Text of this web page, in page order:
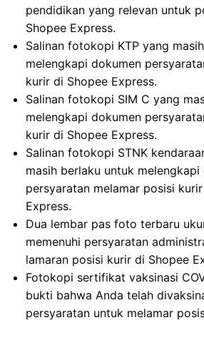
pendidikan yang relevan untuk
Shopee Express.
Salinan fotokopi KTP yang
melengkapi dokumen
kurir di Shopee Express.
Salinan fotokopi SIM C yang
melengkapi dokumen
kurir di Shopee Express.
Salinan fotokopi STNK
masih berlaku untuk melengkapi
persyaratan melamar posisi
Express.
Dua lembar pas foto terbaru
memenuhi persyaratan
lamaran posisi kurir di Shopee
Fotokopi sertifikat vaksinasi
bukti bahwa Anda telah
persyaratan untuk melamar